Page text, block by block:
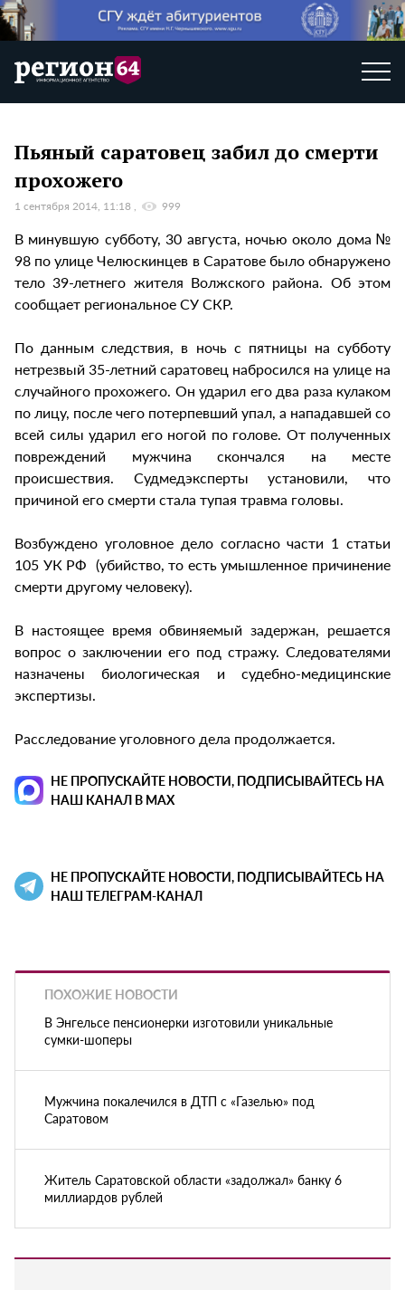
Пьяный саратовец забил до смерти
прохожего
1 сентября 2014, 11:18 999
В минувшую субботу, 30 августа, ночью около дома №
98 по улице Челюскинцев в Саратове было обнаружено
тело 39-летнего жителя Волжского района. Об этом
сообщает региональное СУ СКР.
По данным следствия, в ночь с пятницы на субботу
нетрезвый 35-летний саратовец набросился на улице на
случайного прохожего. Он ударил его два раза кулаком
по лицу, после чего потерпевший упал, а нападавшей со
всей силы ударил его ногой по голове. От полученных
повреждений мужчина скончался на месте
происшествия. Судмедэксперты установили, что
причиной его смерти стала тупая травма головы.
Возбуждено уголовное дело согласно части 1 статьи
105 УК РФ (убийство, то есть умышленное причинение
смерти другому человеку).
В настоящее время обвиняемый задержан, решается
вопрос о заключении его под стражу. Следователями
назначены биологическая и судебно-медицинские
экспертизы.
Расследование уголовного дела продолжается.
НЕ ПРОПУСКАЙТЕ НОВОСТИ, ПОДПИСЫВАЙТЕСЬ НА
НАШ КАНАЛ В MAX
НЕ ПРОПУСКАЙТЕ НОВОСТИ, ПОДПИСЫВАЙТЕСЬ НА
НАШ ТЕЛЕГРАМ-КАНАЛ
ПОХОЖИЕ НОВОСТИ
В Энгельсе пенсионерки изготовили уникальные
сумки-шоперы
Мужчина покалечился в ДТП с «Газелью» под
Саратовом
Житель Саратовской области «задолжал» банку 6
миллиардов рублей